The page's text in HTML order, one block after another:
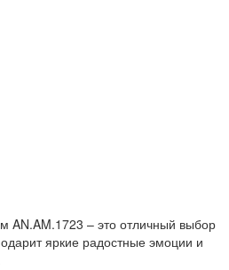
AN.AM.1723 – это отличный выбор
яркие радостные эмоции и